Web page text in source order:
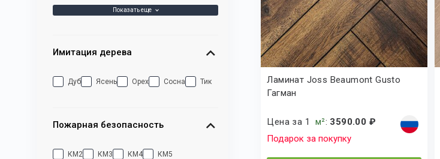
Показать еще
Имитация дерева
Дуб Ясень Орех Сосна Тик
Пожарная безопасность
КМ2 КМ3 КМ4 КМ5
Ламинат Joss Beaumont Gusto
Гагман
Цена за 1 м²: 3590.00 ₽
Подарок за покупку